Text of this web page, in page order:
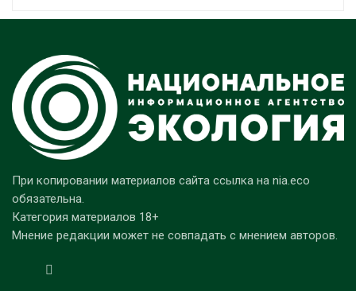
При копировании материалов сайта ссылка на nia.eco
обязательна.
Категория материалов 18+
Мнение редакции может не совпадать с мнением авторов.